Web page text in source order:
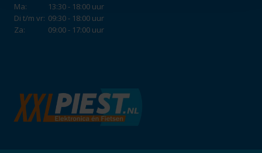
Ma:
13:30 - 18:00 uur
Di t/m vr: 09:30 - 18:00 uur
Za:
09:00 - 17:00 uur